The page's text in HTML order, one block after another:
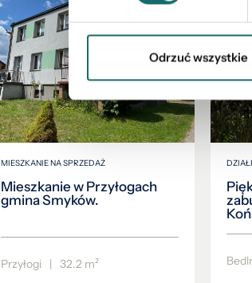
Odrzuć wszystkie
MIESZKANIE NA SPRZEDAŻ
Mieszkanie w Przyłogach
gmina Smyków.
Przyłogi | 32.2 m²